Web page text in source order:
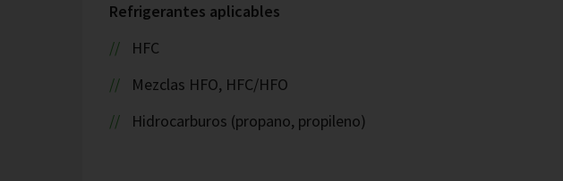
Refrigerantes aplicables
HFC
Mezclas HFO, HFC/HFO
Hidrocarburos (propano, propileno)